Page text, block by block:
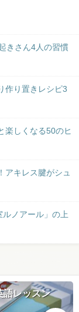
きさん4人の習慣
作り置きレシピ3
楽しくなる50のヒ
アキレス腱がシュ
ルノアール」の上
語レッスン